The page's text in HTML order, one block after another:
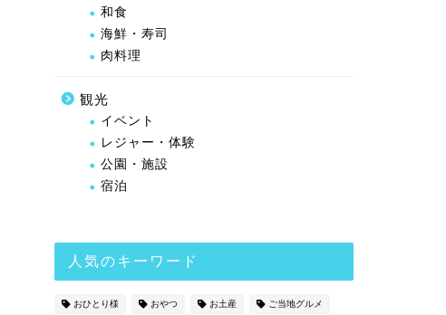
和食
海鮮・寿司
肉料理
観光
イベント
レジャー・体験
公園・施設
宿泊
人気のキーワード
おひとり様 おやつ お土産 ご当地グルメ